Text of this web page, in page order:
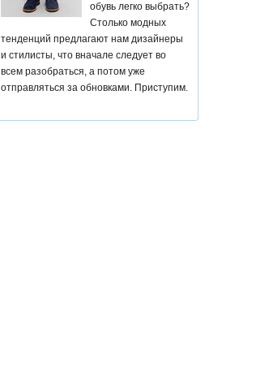
обувь легко выбрать?
Столько модных
тенденций предлагают нам дизайнеры
и стилисты, что вначале следует во
всем разобраться, а потом уже
отправляться за обновками. Приступим.